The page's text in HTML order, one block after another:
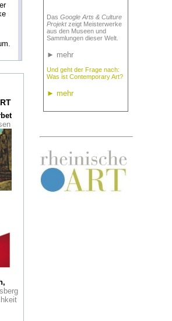
Das Google Arts & Culture
Projektzeigt Meisterwerke
aus den Museen und
Sammlungen dieser Welt.
► mehr
Und geht der Frage nach:
Was ist Contemporary Art?
► mehr
in